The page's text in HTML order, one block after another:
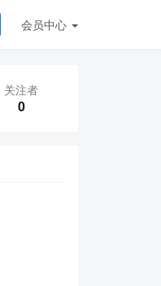
会员中心
关注者
0